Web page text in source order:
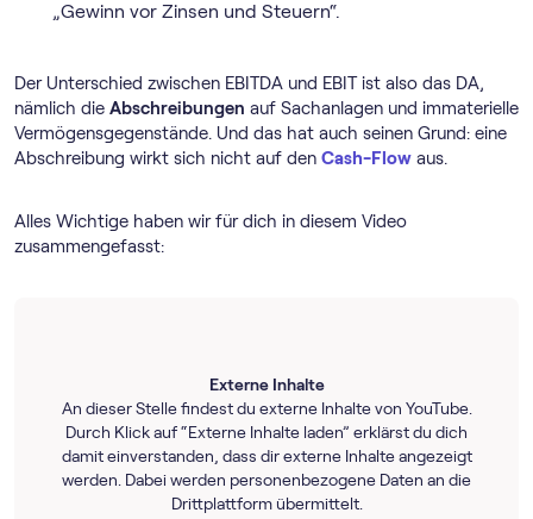
„Gewinn vor Zinsen und Steuern“.
Der Unterschied zwischen EBITDA und EBIT ist also das DA,
nämlich die Abschreibungen auf Sachanlagen und immaterielle
Vermögensgegenstände. Und das hat auch seinen Grund: eine
Abschreibung wirkt sich nicht auf den Cash-Flow aus.
Alles Wichtige haben wir für dich in diesem Video
zusammengefasst:
Externe Inhalte
An dieser Stelle findest du externe Inhalte von YouTube.
Durch Klick auf “Externe Inhalte laden” erklärst du dich
damit einverstanden, dass dir externe Inhalte angezeigt
werden. Dabei werden personenbezogene Daten an die
Drittplattform übermittelt.